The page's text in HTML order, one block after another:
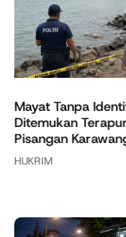
Mayat Tanpa
Ditemukan
Pisangan
HUKRIM